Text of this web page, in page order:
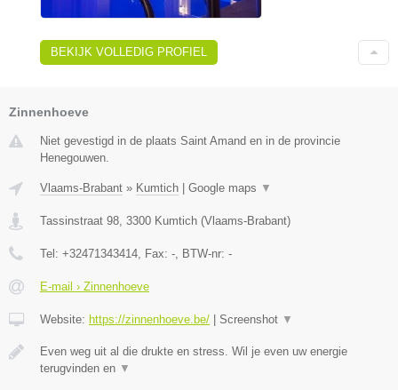
BEKIJK VOLLEDIG PROFIEL
Zinnenhoeve
Niet gevestigd in de plaats Saint Amand en in de provincie
Henegouwen.
Vlaams-Brabant » Kumtich Google maps ▼
Tassinstraat 98 3300 Kumtich (Vlaams-Brabant)
Tel: +32471343414 , Fax: - , BTW-nr: -
E-mail › Zinnenhoeve
Website: https://zinnenhoeve.be/ Screenshot ▼
Even weg uit al die drukte en stress. Wil je even uw energie
terugvinden en ▼